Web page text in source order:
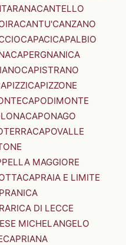
CANTELLO
CANTU'CANZANO
CAPACICAPALBIO
CAPERGNANICA
CAPISTRANO
CAPIZZONE
CAPODIMONTE
CAPONAGO
CAPOVALLE
MAGGIORE
CAPRAIA E LIMITE
DI LECCE
MICHELANGELO
CAPRIANA